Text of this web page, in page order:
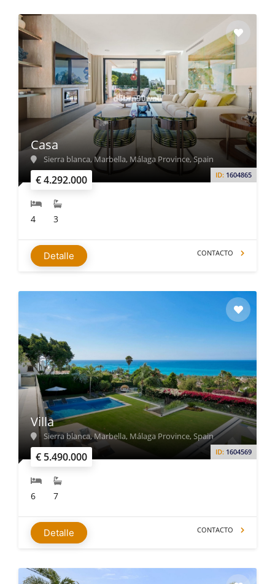
€ 4.292.000 ID: 1604865
Casa
Sierra blanca, Marbella, Málaga Province, Spain
4 3
Detalle CONTACTO
€ 5.490.000 ID: 1604569
Villa
Sierra blanca, Marbella, Málaga Province, Spain
6 7
Detalle CONTACTO